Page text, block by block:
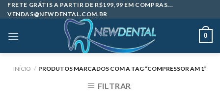
Skip
to
FRETE GRÁTIS A PARTIR DE R$199,99 EM COMPRAS...
VENDAS@NEWDENTAL.COM.BR
0
INÍCIO / PRODUTOS MARCADOS COM A TAG “COMPRESSOR AM 1”
FILTRAR